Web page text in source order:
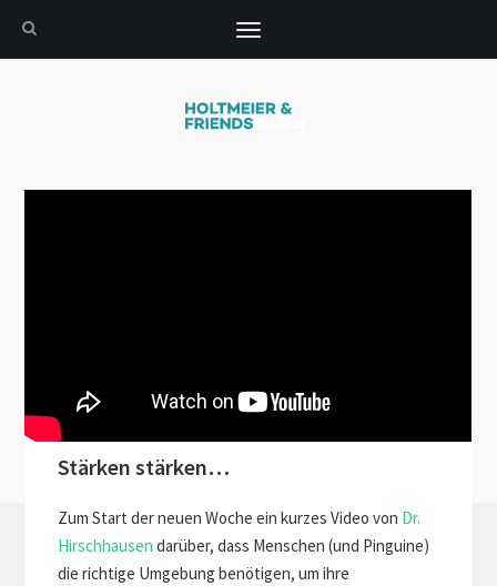
Toggle
navigation
Stärken stärken…
Zum Start der neuen Woche ein kurzes Video von Dr.
Hirschhausen darüber, dass Menschen (und Pinguine)
die richtige Umgebung benötigen, um ihre